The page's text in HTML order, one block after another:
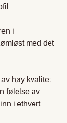
i
med det
høy kvalitet
følelse av
i ethvert